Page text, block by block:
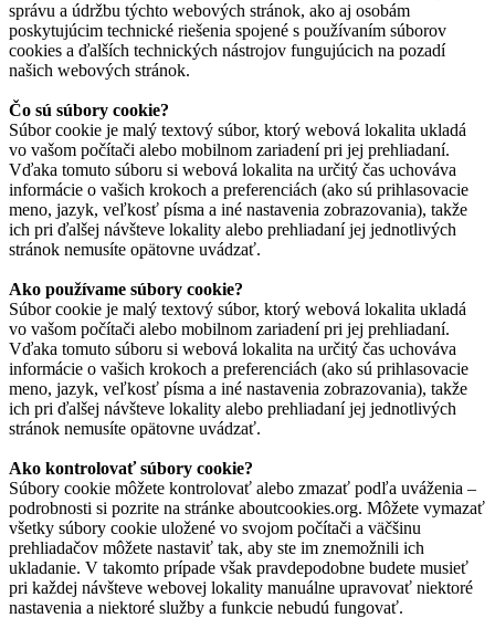
správu a údržbu týchto webových stránok, ako aj osobám
poskytujúcim technické riešenia spojené s používaním súborov
cookies a ďalších technických nástrojov fungujúcich na pozadí
našich webových stránok.
Čo sú súbory cookie?
Súbor cookie je malý textový súbor, ktorý webová lokalita ukladá
vo vašom počítači alebo mobilnom zariadení pri jej prehliadaní.
Vďaka tomuto súboru si webová lokalita na určitý čas uchováva
informácie o vašich krokoch a preferenciách (ako sú prihlasovacie
meno, jazyk, veľkosť písma a iné nastavenia zobrazovania), takže
ich pri ďalšej návšteve lokality alebo prehliadaní jej jednotlivých
stránok nemusíte opätovne uvádzať.
Ako používame súbory cookie?
Súbor cookie je malý textový súbor, ktorý webová lokalita ukladá
vo vašom počítači alebo mobilnom zariadení pri jej prehliadaní.
Vďaka tomuto súboru si webová lokalita na určitý čas uchováva
informácie o vašich krokoch a preferenciách (ako sú prihlasovacie
meno, jazyk, veľkosť písma a iné nastavenia zobrazovania), takže
ich pri ďalšej návšteve lokality alebo prehliadaní jej jednotlivých
stránok nemusíte opätovne uvádzať.
Ako kontrolovať súbory cookie?
Súbory cookie môžete kontrolovať alebo zmazať podľa uváženia –
podrobnosti si pozrite na stránke aboutcookies.org. Môžete vymazať
všetky súbory cookie uložené vo svojom počítači a väčšinu
prehliadačov môžete nastaviť tak, aby ste im znemožnili ich
ukladanie. V takomto prípade však pravdepodobne budete musieť
pri každej návšteve webovej lokality manuálne upravovať niektoré
nastavenia a niektoré služby a funkcie nebudú fungovať.